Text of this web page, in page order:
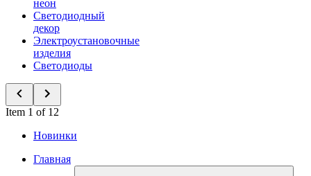
неон
Светодиодный
декор
Электроустановочные
изделия
Светодиоды
Item 1 of 12
Новинки
Главная